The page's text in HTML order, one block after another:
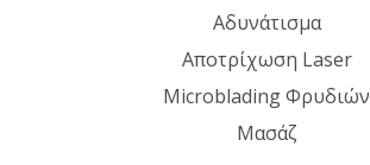
Αδυνάτισμα
Αποτρίχωση Laser
Microblading Φρυδιών
Μασάζ